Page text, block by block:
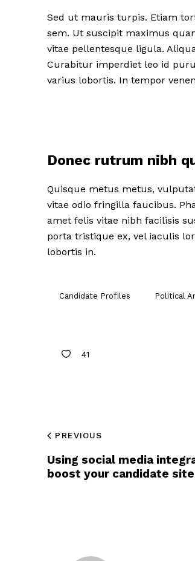
Sed ut mauris turpis. Etiam
sem. Ut suscipit maximus
vitae pellentesque ligula.
Curabitur imperdiet leo id
varius lobortis. In tempor
Donec rutrum nibh
Quisque metus metus,
vitae odio fringilla faucibus.
amet felis vitae nibh facilisis
porta tristique ex, vel iaculis
lobortis in.
Candidate Profiles Political
41
PREVIOUS
Using social media
boost your candidate site